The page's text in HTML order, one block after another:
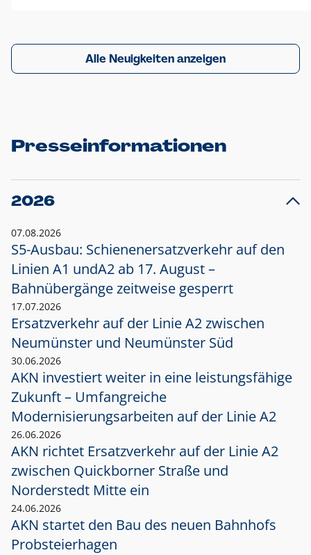
Alle Neuigkeiten anzeigen
Presseinformationen
2026
07.08.2026
S5-Ausbau: Schienenersatzverkehr auf den
Linien A1 undA2 ab 17. August –
Bahnübergänge zeitweise gesperrt
17.07.2026
Ersatzverkehr auf der Linie A2 zwischen
Neumünster und Neumünster Süd
30.06.2026
AKN investiert weiter in eine leistungsfähige
Zukunft – Umfangreiche
Modernisierungsarbeiten auf der Linie A2
26.06.2026
AKN richtet Ersatzverkehr auf der Linie A2
zwischen Quickborner Straße und
Norderstedt Mitte ein
24.06.2026
AKN startet den Bau des neuen Bahnhofs
Probsteierhagen